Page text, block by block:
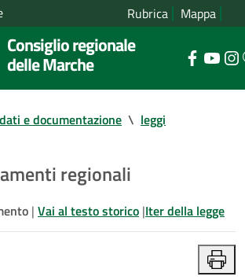
Rubrica Mappa
Consiglio regionale
delle Marche
e documentazione \ leggi
regionali
| Vai al testo storico |Iter della legge